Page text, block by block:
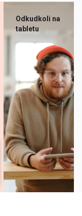
Odkudkoli na
tabletu